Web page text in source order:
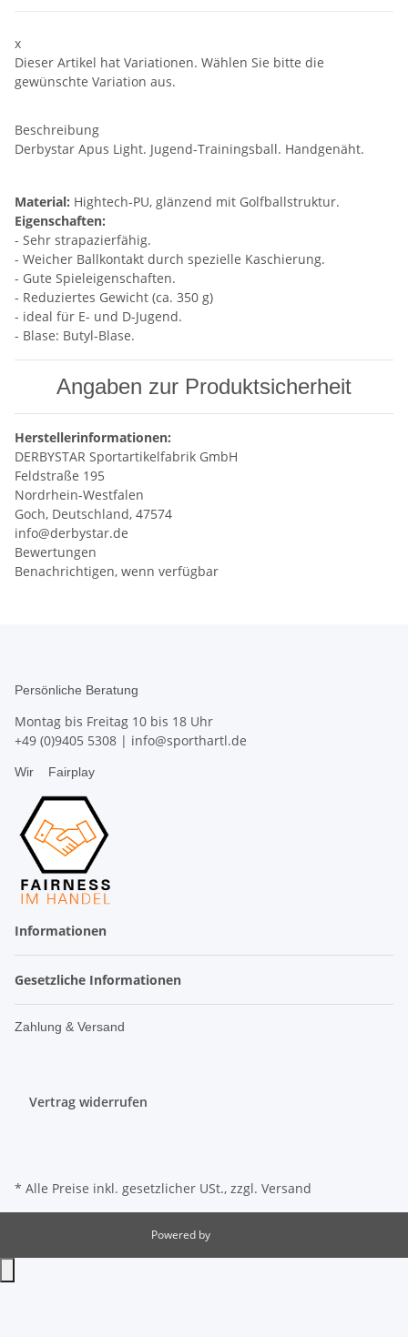
x
Dieser Artikel hat Variationen. Wählen Sie bitte die
gewünschte Variation aus.
Beschreibung
Derbystar Apus Light. Jugend-Trainingsball. Handgenäht.
Material: Hightech-PU, glänzend mit Golfballstruktur.
Eigenschaften:
- Sehr strapazierfähig.
- Weicher Ballkontakt durch spezielle Kaschierung.
- Gute Spieleigenschaften.
- Reduziertes Gewicht (ca. 350 g)
- ideal für E- und D-Jugend.
- Blase: Butyl-Blase.
Angaben zur Produktsicherheit
Herstellerinformationen:
DERBYSTAR Sportartikelfabrik GmbH
Feldstraße 195
Nordrhein-Westfalen
Goch, Deutschland, 47574
info@derbystar.de
Bewertungen
Benachrichtigen, wenn verfügbar
Persönliche Beratung
Montag bis Freitag 10 bis 18 Uhr
+49 (0)9405 5308 | info@sporthartl.de
Wir Fairplay
Informationen
Gesetzliche Informationen
Zahlung & Versand
Vertrag widerrufen
* Alle Preise inkl. gesetzlicher USt., zzgl. Versand
Powered by